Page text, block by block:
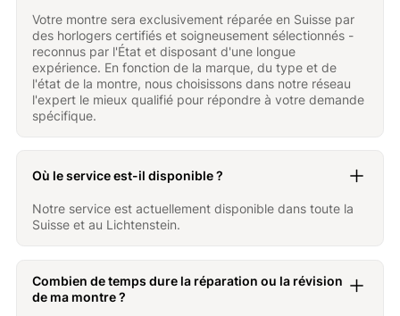
Votre montre sera exclusivement réparée en Suisse par
des horlogers certifiés et soigneusement sélectionnés -
reconnus par l'État et disposant d'une longue
expérience. En fonction de la marque, du type et de
l'état de la montre, nous choisissons dans notre réseau
l'expert le mieux qualifié pour répondre à votre demande
spécifique.
Où le service est-il disponible ?
Notre service est actuellement disponible dans toute la
Suisse et au Lichtenstein.
Combien de temps dure la réparation ou la révision
de ma montre ?